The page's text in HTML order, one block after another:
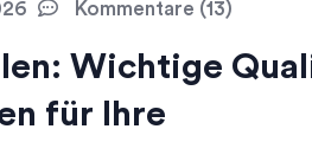
Kommentare (13)
Wichtige
für Ihre